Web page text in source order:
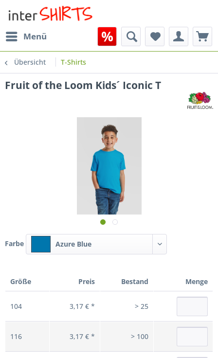
Menü
Übersicht T-Shirts
Fruit of the Loom Kids´ Iconic T
Farbe Azure Blue
Größe Preis Bestand Menge
104 3,17 € * > 25
116 3,17 € * > 100